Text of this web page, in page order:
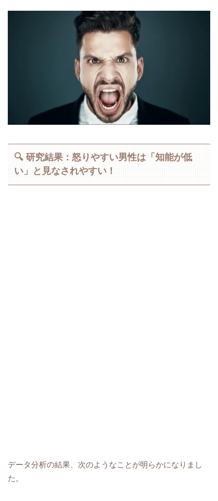
🔍 研究結果：怒りやすい男性は「知能が低
い」と見なされやすい！
データ分析の結果、次のようなことが明らかになりまし
た。